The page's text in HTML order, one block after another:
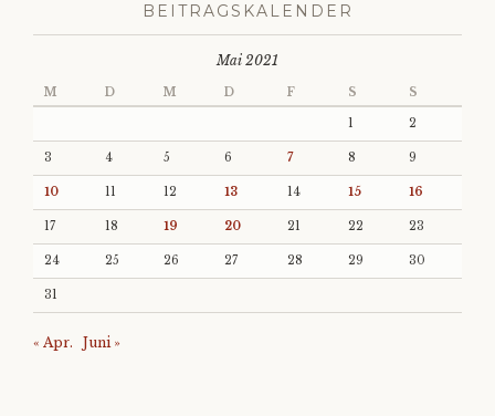
BEITRAGSKALENDER
Mai 2021
M D M D F S S
1 2
3 4 5 6 7 8 9
10 11 12 13 14 15 16
17 18 19 20 21 22 23
24 25 26 27 28 29 30
31
« Apr. Juni »